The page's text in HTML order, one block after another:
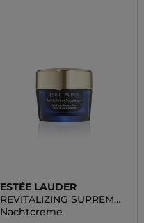
ESTÉE LAUDER
REVITALIZING SUPREME
+ NIGHT POWER
Nachtcreme